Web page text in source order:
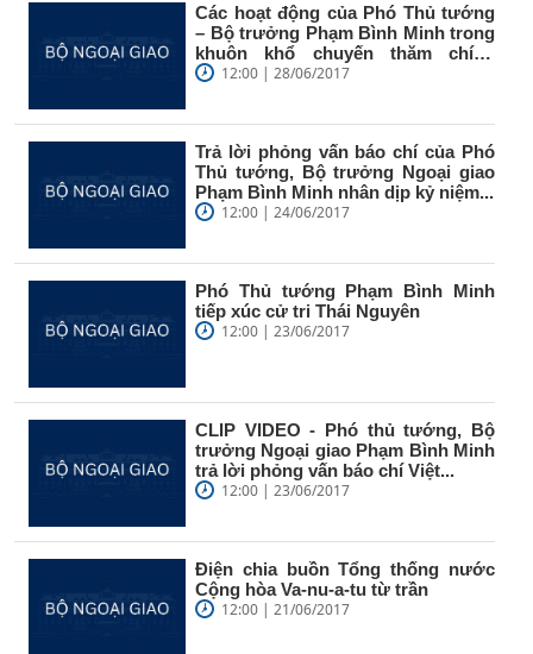
Các hoạt động của Phó Thủ tướng
– Bộ trưởng Phạm Bình Minh trong
khuôn khổ chuyến thăm chính
thức...12:00 | 28/06/2017
Trả lời phỏng vấn báo chí của Phó
Thủ tướng, Bộ trưởng Ngoại giao
Phạm Bình Minh nhân dịp kỷ niệm...
12:00 | 24/06/2017
Phó Thủ tướng Phạm Bình Minh
tiếp xúc cử tri Thái Nguyên
12:00 | 23/06/2017
CLIP VIDEO - Phó thủ tướng, Bộ
trưởng Ngoại giao Phạm Bình Minh
trả lời phỏng vấn báo chí Việt...
12:00 | 23/06/2017
Điện chia buồn Tổng thống nước
Cộng hòa Va-nu-a-tu từ trần
12:00 | 21/06/2017